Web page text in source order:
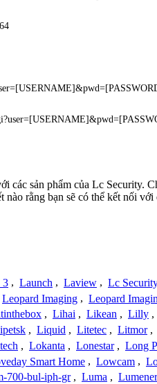
các sản phẩm của Lc Security.
rằng bạn sẽ có thể kết nối
3 , Launch , Laview , Lc
Leopard Imaging , Leopard
, Lihai , Likean , Lilly ,
, Liquid , Litetec , Litmor ,
, Lokanta , Lonestar , Long
Smart Home , Lowcam ,
700-bul-iph-gr , Luma ,